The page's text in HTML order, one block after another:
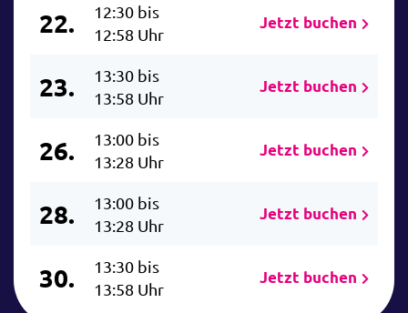
22.
12:30 bis
12:58 Uhr
Jetzt buchen
23.
13:30 bis
13:58 Uhr
Jetzt buchen
26.
13:00 bis
13:28 Uhr
Jetzt buchen
28.
13:00 bis
13:28 Uhr
Jetzt buchen
30.
13:30 bis
13:58 Uhr
Jetzt buchen